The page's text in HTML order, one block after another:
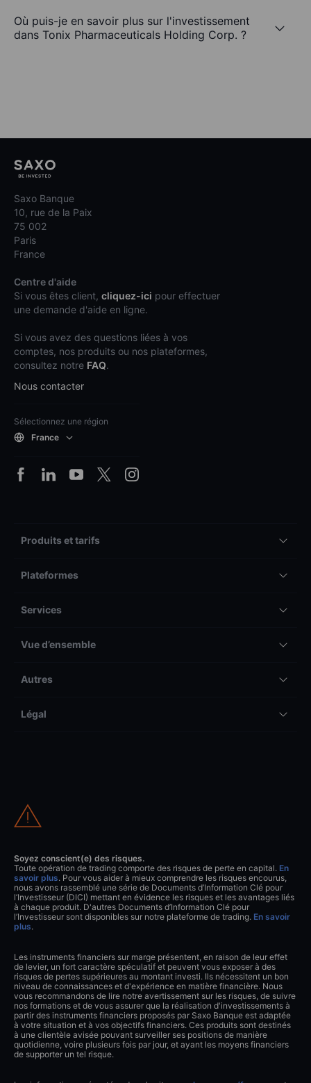
Où puis-je en savoir plus sur l'investissement
dans Tonix Pharmaceuticals Holding Corp. ?
Saxo Banque
10, rue de la Paix
75 002
Paris
France
Centre d'aide
Si vous êtes client, cliquez-ici pour effectuer
une demande d'aide en ligne.
Si vous avez des questions liées à vos
comptes, nos produits ou nos plateformes,
consultez notre FAQ.
Nous contacter
Sélectionnez une région
France
Produits et tarifs
Plateformes
Services
Vue d’ensemble
Autres
Légal
Soyez conscient(e) des risques.
Toute opération de trading comporte des risques de perte en capital. En
savoir plus. Pour vous aider à mieux comprendre les risques encourus,
nous avons rassemblé une série de Documents d’Information Clé pour
l’Investisseur (DICI) mettant en évidence les risques et les avantages liés
à chaque produit. D'autres Documents d’Information Clé pour
l’Investisseur sont disponibles sur notre plateforme de trading. En savoir
plus.
Les instruments financiers sur marge présentent, en raison de leur effet
de levier, un fort caractère spéculatif et peuvent vous exposer à des
risques de pertes supérieures au montant investi. Ils nécessitent un bon
niveau de connaissances et d'expérience en matière financière. Nous
vous recommandons de lire notre avertissement sur les risques, de suivre
nos formations et de vous assurer que la réalisation d'investissements à
partir des instruments financiers proposés par Saxo Banque est adaptée
à votre situation et à vos objectifs financiers. Ces produits sont destinés
à une clientèle avisée pouvant surveiller ses positions de manière
quotidienne, voire plusieurs fois par jour, et ayant les moyens financiers
de supporter un tel risque.